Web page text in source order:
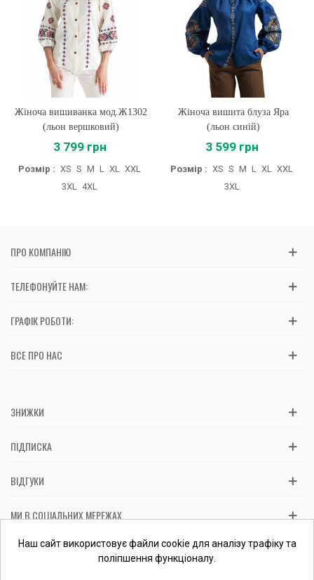
Жіноча вишиванка мод.Ж1302
(льон вершковий)
3 799 грн
Розмір : XS S M L XL
XXL
3XL
4XL
Жіноча вишита блуза Яра
(льон синій)
3 599 грн
Розмір : XS S M L XL
XXL
3XL
ПРО КОМПАНІЮ
ТЕЛЕФОНУЙТЕ НАМ:
ГРАФІК РОБОТИ:
ВСЕ ПРО НАС
ЗНИЖКИ
ПІДПИСКА
ВІДГУКИ
МИ В СОЦІАЛЬНИХ МЕРЕЖАХ
Вас обслуговує: ФОП Косташ С.І., номер запису в ЄДР 2 673 000
0000 057597 від 06.01.2017.Перевірити ФОП
Наш сайт використовує файли cookie для аналізу трафіку та
поліпшення функціоналу.